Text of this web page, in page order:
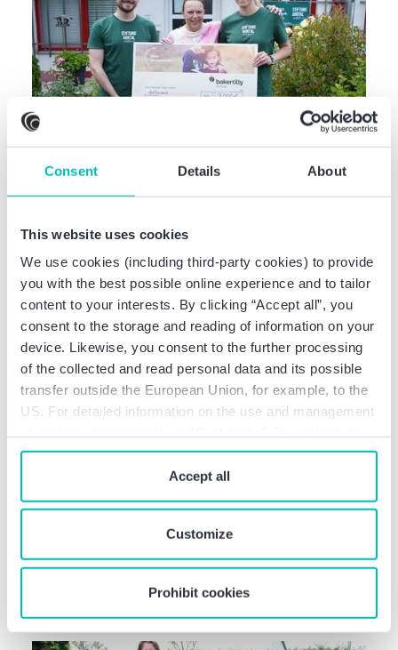
Consent Details About
This website uses cookies
We use cookies (including third-party cookies) to provide
you with the best possible online experience and to tailor
content to your interests. By clicking “Accept all”, you
consent to the storage and reading of information on your
device. Likewise, you consent to the further processing
of the collected and read personal data and its possible
transfer outside the European Union, for example, to the
US. For detailed information on the use and management
“Prohibit cookies” you reject the use of cookies that
require your consent. You give consent to cookies and
ourprivacy policywhen you use our website.
Accept all
Customize
Prohibit cookies
Stiftung
Baker Tilly Stiftung unterstützt
TEAM DORI bei der
Wiederaufbauhilfe im Ahrtal
Förderung der orthopädischen
Kinderklinik Aschau